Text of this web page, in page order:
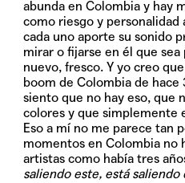
abunda en Colombia y hay
como riesgo y personalidad
cada uno aporte su sonido
mirar o fijarse en él que
nuevo, fresco. Y yo creo
boom de Colombia de hace
siento que no hay eso, que
colores y que simplemente
Eso a mí no me parece tan
momentos en Colombia no
artistas como había tres
saliendo este, está saliendo